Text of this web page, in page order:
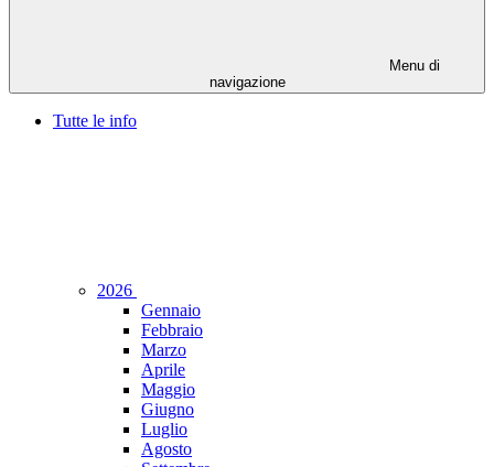
Menu di
navigazione
Tutte le info
2026
Gennaio
Febbraio
Marzo
Aprile
Maggio
Giugno
Luglio
Agosto